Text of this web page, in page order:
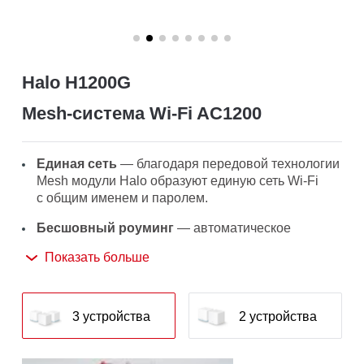
Halo H1200G
Mesh‑система Wi-Fi AC1200
Единая сеть — благодаря передовой технологии
Mesh модули Halo образуют единую сеть Wi‑Fi
с общим именем и паролем.
Бесшовный роуминг— автоматическое
при перемещении по дому обеспечит
устройствах.
Большая площадь покрытия—
высокоскоростной Wi-Fi на площади до 320 м²
обеспечит надёжное подключение во всём доме
Показать больше
3 устройства 2 устройства